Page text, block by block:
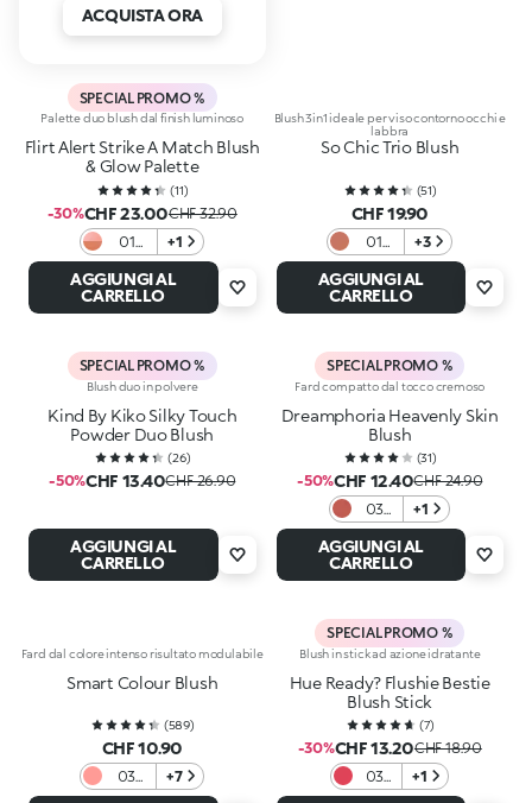
ACQUISTA ORA
SPECIAL PROMO %
Palette duo blush dal finish luminoso
Flirt Alert Strike A Match Blush
& Glow Palette
(11)
-30%CHF 23.00CHF 32.90
01
Flame
Emoji
+1
AGGIUNGI AL
CARRELLO
Blush 3in1 ideale per viso contorno occhi e
labbra
So Chic Trio Blush
(51)
CHF 19.90
01
Sugar
Spice
+3
AGGIUNGI AL
CARRELLO
SPECIAL PROMO %
Blush duo in polvere
Kind By Kiko Silky Touch
Powder Duo Blush
(26)
-50%CHF 13.40CHF 26.90
AGGIUNGI AL
CARRELLO
SPECIAL PROMO %
Fard compatto dal tocco cremoso
Dreamphoria Heavenly Skin
Blush
(31)
-50%CHF 12.40CHF 24.90
03
Spicy
Rose
+1
AGGIUNGI AL
CARRELLO
Fard dal colore intenso risultato modulabile
Smart Colour Blush
(589)
CHF 10.90
03
Pesca
+7
SPECIAL PROMO %
Blush in stick ad azione idratante
Hue Ready? Flushie Bestie
Blush Stick
(7)
-30%CHF 13.20CHF 18.90
03
Red-
+1